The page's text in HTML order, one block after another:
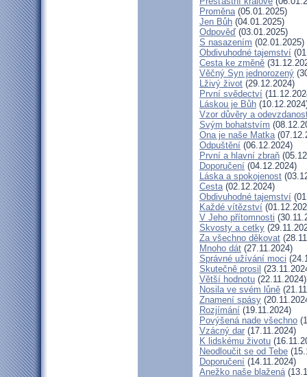
Proměna(05.01.2025)
Jen Bůh (04.01.2025)
Odpověď (03.01.2025)
S nasazením (02.01.2025)
Obdivuhodné tajemství
Cesta ke změně
Věčný Syn jednorozený
Lživý život (29.12.2024)
První svědectví
Láskou je Bůh
Vzor důvěry a
Svým bohatstvím
Ona je naše Matka
Odpuštění (06.12.2024)
První a hlavní zbraň
Doporučení (04.12.2024)
Láska a spokojenost
Cesta(02.12.2024)
Obdivuhodné tajemství
Každé vítězství
V Jeho přítomnosti
Skvosty a cetky
Za všechno děkovat
Mnoho dát (27.11.2024)
Správné užívání moci
Skutečně prosil
Větší hodnotu (22.11.2024)
Nosila ve svém lůně
Znamení spásy
Rozjímání (19.11.2024)
Povýšená nade všechno
Vzácný dar (17.11.2024)
K lidskému životu
Neodloučit se od Tebe
Doporučení (14.11.2024)
Anežko naše blažená